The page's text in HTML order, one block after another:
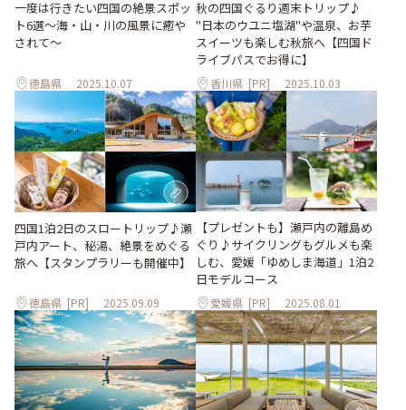
一度は行きたい四国の絶景スポッ
ト6選〜海・山・川の風景に癒や
されて〜
徳島県 2025.10.07
秋の四国ぐるり週末トリップ♪
"日本のウユニ塩湖"や温泉、お芋
スイーツも楽しむ秋旅へ【四国ド
ライブパスでお得に】
香川県 [PR] 2025.10.03
四国1泊2日のスロートリップ♪瀬
戸内アート、秘湯、絶景をめぐる
旅へ【スタンプラリーも開催中】
徳島県 [PR] 2025.09.09
【プレゼントも】瀬戸内の離島め
ぐり♪サイクリングもグルメも楽
しむ、愛媛「ゆめしま海道」1泊2
日モデルコース
愛媛県 [PR] 2025.08.01